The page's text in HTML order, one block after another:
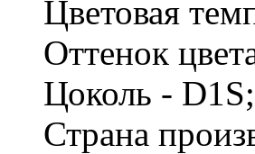
Цветовая
Оттенок
Цоколь - D1S;
Страна